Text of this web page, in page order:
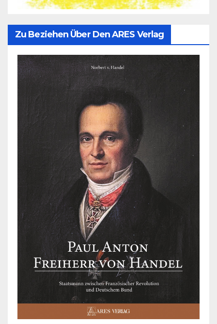
Zu Beziehen Über Den ARES Verlag